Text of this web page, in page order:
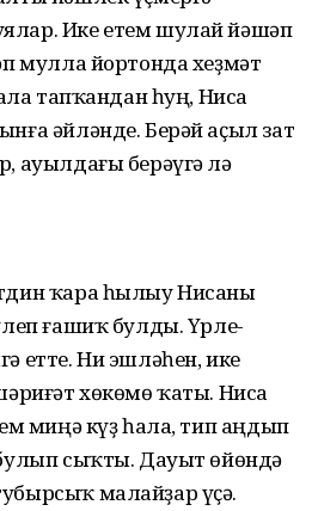
Ике етем шулай йәшәп
мулла йортонда хеҙмәт
тапҡандан һуң, Ниса
әйләнде. Берәй аҫыл зат
ауылдағы берәүгә лә
ҡара һылыу Нисаны
ғашиҡ булды. Үрле-
етте. Ни эшләһен, ике
хөкөмө ҡаты. Ниса
миңә күҙ һала, тип аңдып
сыҡты. Дауыт өйөндә
малайҙар үҫә.